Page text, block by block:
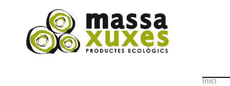
Inici